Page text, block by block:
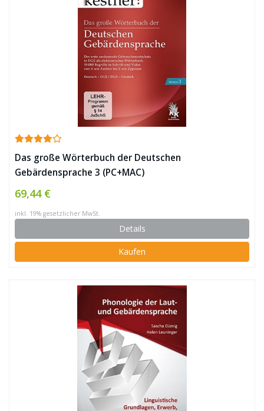
Das große Wörterbuch der Deutschen
Gebärdensprache 3 (PC+MAC)
69,44 €
inkl. 19% gesetzlicher MwSt.
Details
Kaufen